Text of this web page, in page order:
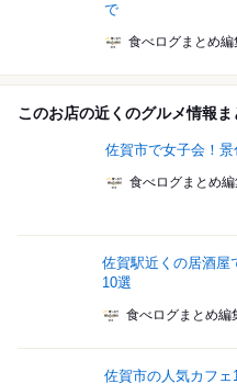
で
食べログまとめ編
このお店の近くのグルメ情報ま
佐賀市で女子会！
食べログまとめ
佐賀駅近くの居酒屋
10選
食べログまとめ編
佐賀市の人気カフェ